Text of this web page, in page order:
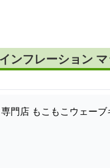
ンフレーション